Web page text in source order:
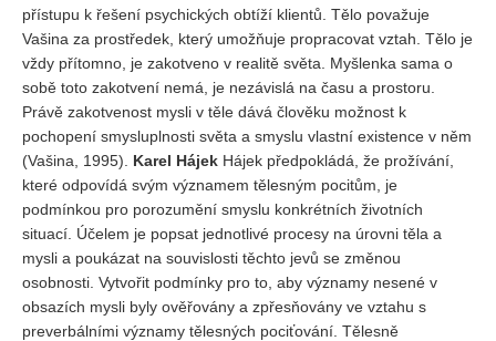
přístupu k řešení psychických obtíží klientů. Tělo považuje
Vašina za prostředek, který umožňuje propracovat vztah. Tělo je
vždy přítomno, je zakotveno v realitě světa. Myšlenka sama o
sobě toto zakotvení nemá, je nezávislá na času a prostoru.
Právě zakotvenost mysli v těle dává člověku možnost k
pochopení smysluplnosti světa a smyslu vlastní existence v něm
(Vašina, 1995). Karel Hájek Hájek předpokládá, že prožívání,
které odpovídá svým významem tělesným pocitům, je
podmínkou pro porozumění smyslu konkrétních životních
situací. Účelem je popsat jednotlivé procesy na úrovni těla a
mysli a poukázat na souvislosti těchto jevů se změnou
osobnosti. Vytvořit podmínky pro to, aby významy nesené v
obsazích mysli byly ověřovány a zpřesňovány ve vztahu s
preverbálními významy tělesných pociťování. Tělesně